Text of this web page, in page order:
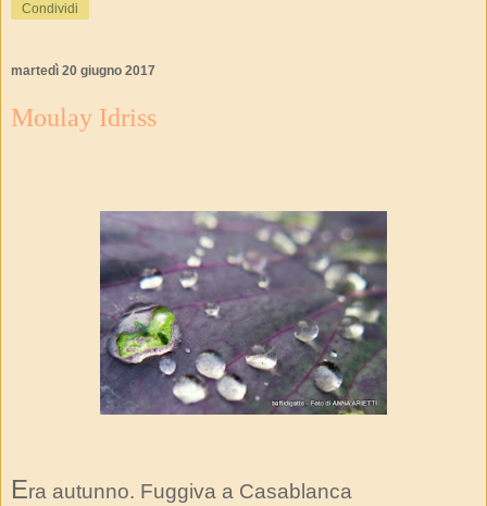
Condividi
martedì 20 giugno 2017
Moulay Idriss
Era autunno. Fuggiva a Casablanca